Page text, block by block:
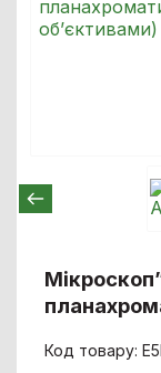
Код товару: